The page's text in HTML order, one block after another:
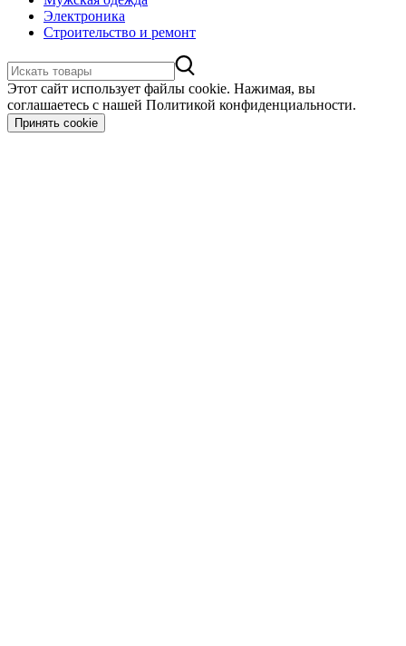
Электроника
Строительство и ремонт
Этот сайт использует файлы cookie. Нажимая, вы
соглашаетесь с нашей Политикой конфиденциальности.
Принять cookie